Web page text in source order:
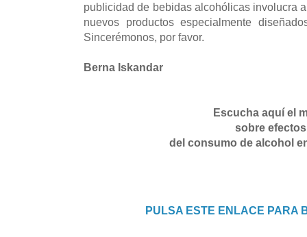
publicidad de bebidas alcohólicas involucra
nuevos productos especialmente
Sincerémonos, por favor.
Berna Iskandar
Escucha aquí el
sobre efectos
del consumo de alcohol
PULSA ESTE ENLACE PARA